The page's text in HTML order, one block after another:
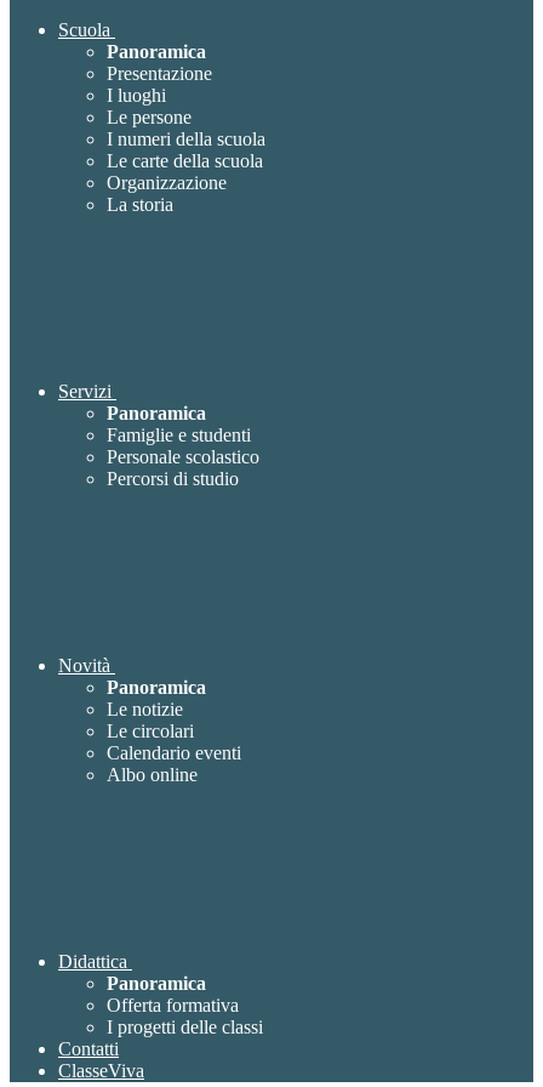
Scuola
Panoramica
Presentazione
I luoghi
Le persone
I numeri della scuola
Le carte della scuola
Organizzazione
La storia
Servizi
Panoramica
Famiglie e studenti
Personale scolastico
Percorsi di studio
Novità
Panoramica
Le notizie
Le circolari
Calendario eventi
Albo online
Didattica
Panoramica
Offerta formativa
I progetti delle classi
Contatti
ClasseViva